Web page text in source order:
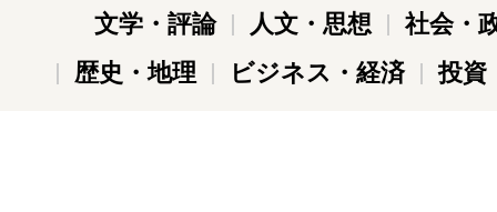
文学・評論 人文・思想
社会・
歴史・地理
ビジネス・経済 投資